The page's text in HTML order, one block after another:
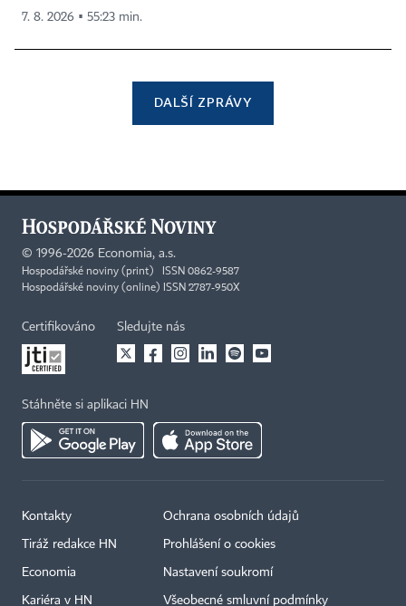
7. 8. 2026 ▪ 55:23 min.
DALŠÍ ZPRÁVY
© 1996-2026 Economia, a.s.
Hospodářské noviny (print) ISSN 0862-9587
Hospodářské noviny (online) ISSN 2787-950X
Certifikováno Sledujte nás
Stáhněte si aplikaci HN
Kontakty
Tiráž redakce HN
Economia
Kariéra v HN
Ochrana osobních údajů
Prohlášení o cookies
Nastavení soukromí
Všeobecné smluvní podmínky